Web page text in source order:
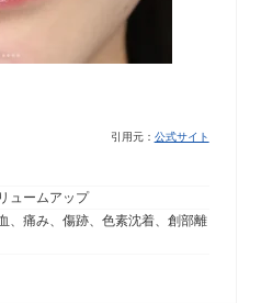
引用元： 公式サイト
ュームアップ
、痛み、傷跡、色素沈着、創部離